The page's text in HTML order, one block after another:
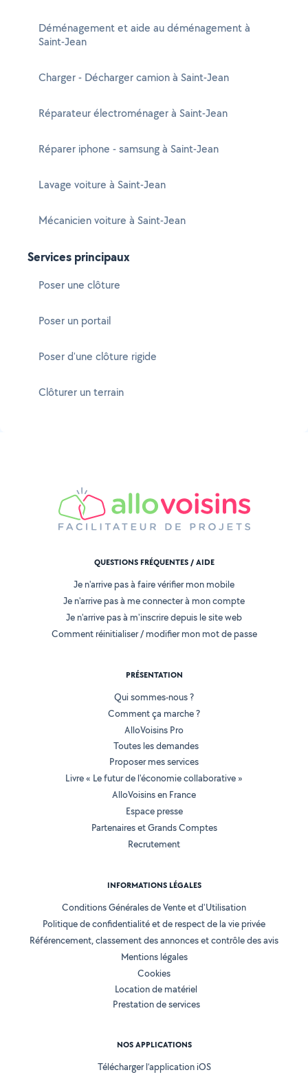
Déménagement et aide au déménagement à
Saint-Jean
Charger - Décharger camion à Saint-Jean
Réparateur électroménager à Saint-Jean
Réparer iphone - samsung à Saint-Jean
Lavage voiture à Saint-Jean
Mécanicien voiture à Saint-Jean
Services principaux
Poser une clôture
Poser un portail
Poser d'une clôture rigide
Clôturer un terrain
QUESTIONS FRÉQUENTES / AIDE
Je n'arrive pas à faire vérifier mon mobile
Je n'arrive pas à me connecter à mon compte
Je n'arrive pas à m'inscrire depuis le site web
Comment réinitialiser / modifier mon mot de passe
PRÉSENTATION
Qui sommes-nous ?
Comment ça marche ?
AlloVoisins Pro
Toutes les demandes
Proposer mes services
Livre « Le futur de l'économie collaborative »
AlloVoisins en France
Espace presse
Partenaires et Grands Comptes
Recrutement
INFORMATIONS LÉGALES
Conditions Générales de Vente et d'Utilisation
Politique de confidentialité et de respect de la vie privée
Référencement, classement des annonces et contrôle des avis
Mentions légales
Cookies
Location de matériel
Prestation de services
NOS APPLICATIONS
Télécharger l’application iOS